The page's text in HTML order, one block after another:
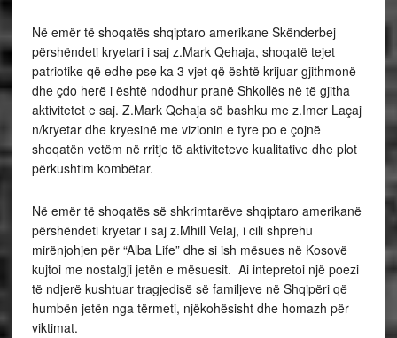
Në emër të shoqatës shqiptaro amerikane Skënderbej
përshëndeti kryetari i saj z.Mark Qehaja, shoqatë tejet
patriotike që edhe pse ka 3 vjet që është krijuar gjithmonë
dhe çdo herë i është ndodhur pranë Shkollës në të gjitha
aktivitetet e saj. Z.Mark Qehaja së bashku me z.Imer Laçaj
n/kryetar dhe kryesinë me vizionin e tyre po e çojnë
shoqatën vetëm në rritje të aktiviteteve kualitative dhe plot
përkushtim kombëtar.
Në emër të shoqatës së shkrimtarëve shqiptaro amerikanë
përshëndeti kryetar i saj z.Mhill Velaj, i cili shprehu
mirënjohjen për “Alba Life” dhe si ish mësues në Kosovë
kujtoi me nostalgji jetën e mësuesit. Ai intepretoi një poezi
të ndjerë kushtuar tragjedisë së familjeve në Shqipëri që
humbën jetën nga tërmeti, njëkohësisht dhe homazh për
viktimat.